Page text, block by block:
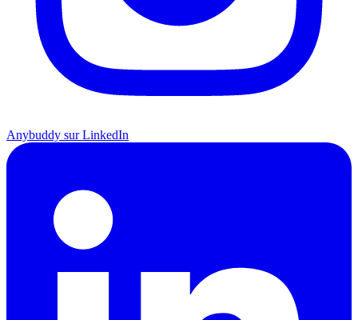
Anybuddy sur LinkedIn